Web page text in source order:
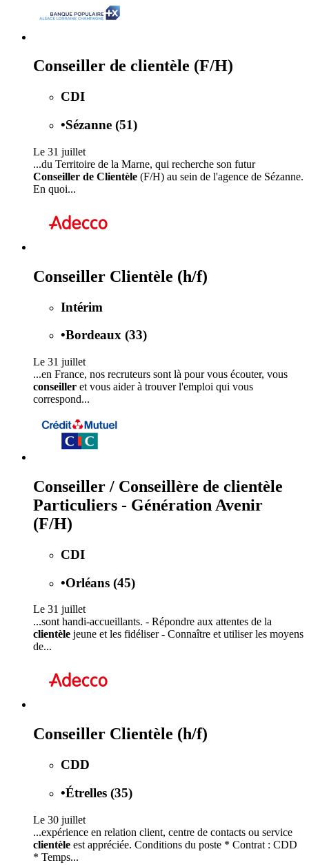
Conseiller de clientèle (F/H)
CDI
•Sézanne (51)
Le 31 juillet
...du Territoire de la Marne, qui recherche son futur
Conseiller de Clientèle (F/H) au sein de l'agence de Sézanne.
En quoi...
Conseiller Clientèle (h/f)
Intérim
•Bordeaux (33)
Le 31 juillet
...en France, nos recruteurs sont là pour vous écouter, vous
conseiller et vous aider à trouver l'emploi qui vous
correspond...
Conseiller / Conseillère de clientèle
Particuliers - Génération Avenir
(F/H)
CDI
•Orléans (45)
Le 31 juillet
...sont handi-accueillants. - Répondre aux attentes de la
clientèle jeune et les fidéliser - Connaître et utiliser les moyens
de...
Conseiller Clientèle (h/f)
CDD
•Étrelles (35)
Le 30 juillet
...expérience en relation client, centre de contacts ou service
clientèle est appréciée. Conditions du poste * Contrat : CDD
* Temps...